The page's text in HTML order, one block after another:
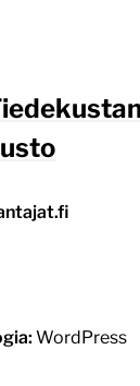
WordPress